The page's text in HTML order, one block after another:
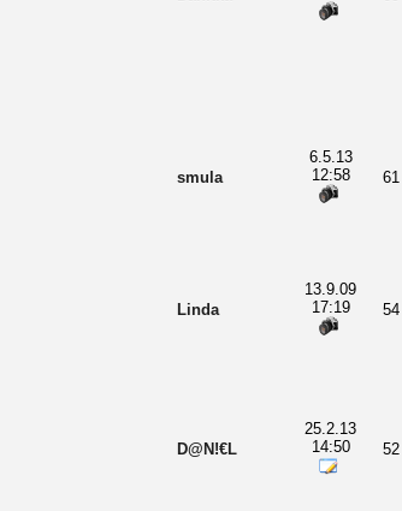
smula
6.5.13
12:58
61
Linda
13.9.09
17:19
54
D@N!€L
25.2.13
14:50
52